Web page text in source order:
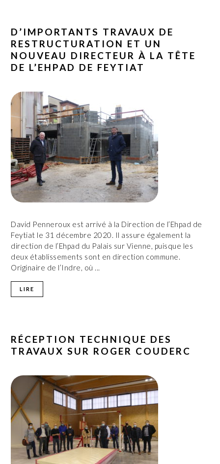
D’IMPORTANTS TRAVAUX DE
RESTRUCTURATION ET UN
NOUVEAU DIRECTEUR À LA TÊTE
DE L’EHPAD DE FEYTIAT
David Penneroux est arrivé à la Direction de l’Ehpad de
Feytiat le 31 décembre 2020. Il assure également la
direction de l’Ehpad du Palais sur Vienne, puisque les
deux établissements sont en direction commune.
Originaire de l’Indre, où ...
LIRE
RÉCEPTION TECHNIQUE DES
TRAVAUX SUR ROGER COUDERC